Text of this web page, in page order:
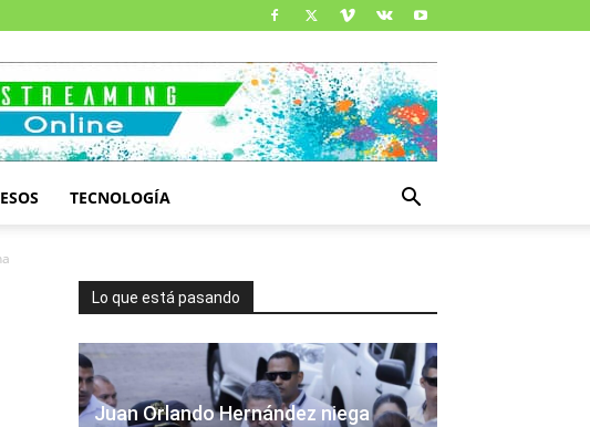
TECNOLOGÍA
Lo que está pasando
Juan Orlando Hernández niega